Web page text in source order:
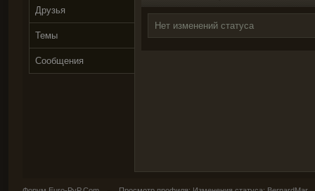
Друзья
Темы
Сообщения
Нет изменений статуса